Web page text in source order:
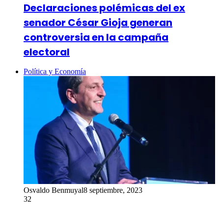
Declaraciones polémicas del ex
senador César Gioja generan
controversia en la campaña
electoral
Política y Economía
Osvaldo Benmuyal8 septiembre, 2023
32